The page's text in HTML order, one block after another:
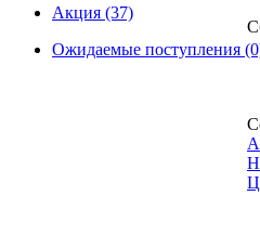
Акция (37)
Ожидаемые поступления